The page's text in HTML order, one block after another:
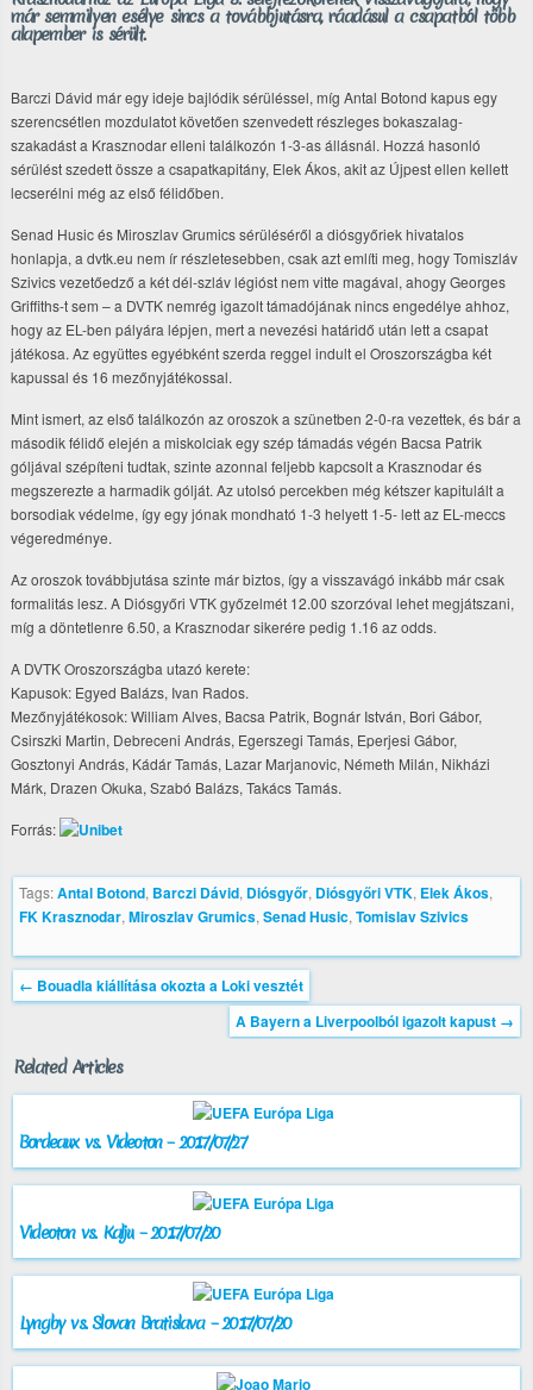
már semmilyen esélye sincs a továbbjutásra, ráadásul a csapatból több
alapember is sérült.
Barczi Dávid már egy ideje bajlódik sérüléssel, míg Antal Botond kapus egy
szerencsétlen mozdulatot követően szenvedett részleges bokaszalag-
szakadást a Krasznodar elleni találkozón 1-3-as állásnál. Hozzá hasonló
sérülést szedett össze a csapatkapitány, Elek Ákos, akit az Újpest ellen kellett
lecserélni még az első félidőben.
Senad Husic és Miroszlav Grumics sérüléséről a diósgyőriek hivatalos
honlapja, a dvtk.eu nem ír részletesebben, csak azt említi meg, hogy Tomiszláv
Szivics vezetőedző a két dél-szláv légióst nem vitte magával, ahogy Georges
Griffiths-t sem – a DVTK nemrég igazolt támadójának nincs engedélye ahhoz,
hogy az EL-ben pályára lépjen, mert a nevezési határidő után lett a csapat
játékosa. Az együttes egyébként szerda reggel indult el Oroszországba két
kapussal és 16 mezőnyjátékossal.
Mint ismert, az első találkozón az oroszok a szünetben 2-0-ra vezettek, és bár a
második félidő elején a miskolciak egy szép támadás végén Bacsa Patrik
góljával szépíteni tudtak, szinte azonnal feljebb kapcsolt a Krasznodar és
megszerezte a harmadik gólját. Az utolsó percekben még kétszer kapitulált a
borsodiak védelme, így egy jónak mondható 1-3 helyett 1-5- lett az EL-meccs
végeredménye.
Az oroszok továbbjutása szinte már biztos, így a visszavágó inkább már csak
formalitás lesz. A Diósgyőri VTK győzelmét 12.00 szorzóval lehet megjátszani,
míg a döntetlenre 6.50, a Krasznodar sikerére pedig 1.16 az odds.
A DVTK Oroszországba utazó kerete:
Kapusok: Egyed Balázs, Ivan Rados.
Mezőnyjátékosok: William Alves, Bacsa Patrik, Bognár István, Bori Gábor,
Csirszki Martin, Debreceni András, Egerszegi Tamás, Eperjesi Gábor,
Gosztonyi András, Kádár Tamás, Lazar Marjanovic, Németh Milán, Nikházi
Márk, Drazen Okuka, Szabó Balázs, Takács Tamás.
Forrás:
Tags:Antal Botond, Barczi Dávid, Diósgyőr, Diósgyőri VTK, Elek Ákos,
FK Krasznodar, Miroszlav Grumics, Senad Husic, Tomislav Szivics
← Bouadla kiállítása okozta a Loki vesztét
A Bayern a Liverpoolból igazolt kapust →
Related Articles
Bordeaux vs. Videoton – 2017/07/27
Videoton vs. Kalju – 2017/07/20
Lyngby vs. Slovan Bratislava – 2017/07/20